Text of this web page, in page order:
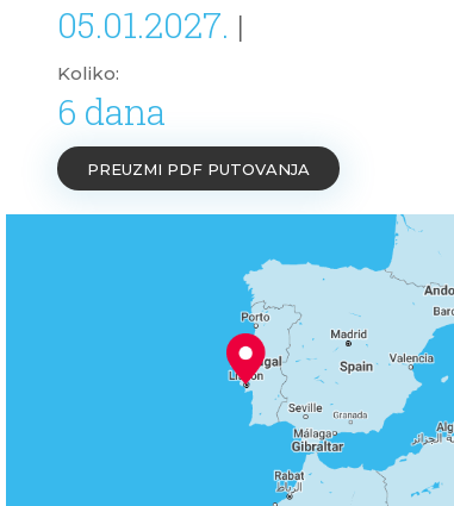
05.01.2027. |
Koliko:
6 dana
PREUZMI PDF PUTOVANJA